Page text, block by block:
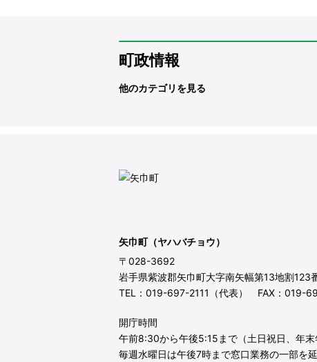
町政情報
他のカテゴリを見る
矢巾町（ヤハバチョウ）
〒028-3692
岩手県紫波郡矢巾町大字南矢幅第13地割123
TEL：019-697-2111（代表） FAX：019-
開庁時間
午前8:30から午後5:15まで（土日祝日、年末
毎週水曜日は午後7時まで窓口業務の一部を